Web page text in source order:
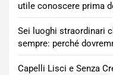
utile conoscere prima
Sei luoghi straordinari
sempre: perché
Capelli Lisci e Senza